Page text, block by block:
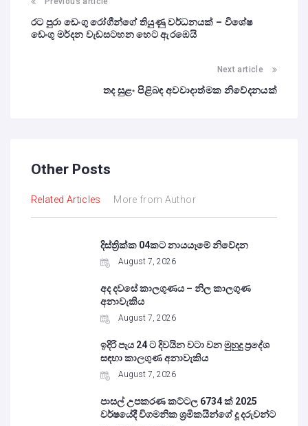
‌රට පුරා ඩෙංගු රෝගීන්ගේ තියුණු වර්ධනයක් – විශේෂ
‌ඩෙංගු මර්දන වැඩසටහන හෙට ඇරඹෙයි
Next article
තද සුළං පිළිබඳ අවවාදාත්මක නිවේදනයක්
Other Posts
Related Articles More from Author
දිස්ත්‍රික්ක 04කට නායයෑමේ නිවේදන
August 7, 2026
අද දවසේ කාලගුණය – නිල කාලගුණ
අනාවැකිය
August 7, 2026
ඉදිරි පැය 24 ට දිවයින වටා වන මුහුදු ප්‍රදේශ
සඳහා කාලගුණ අනාවැකිය
August 7, 2026
පාසල් උපකරණ කට්ටල 6734 ක් 2025
වර්ෂයේදී විගමනික ශ්‍රමිකයින්ගේ දූ දරුවන්ට